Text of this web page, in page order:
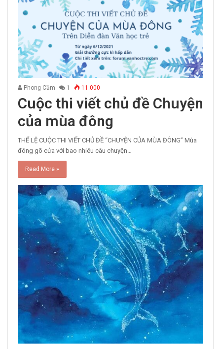
Phong Cầm 1 11.000
Cuộc thi viết chủ đề Chuyện
của mùa đông
THỂ LỆ CUỘC THI VIẾT CHỦ ĐỀ “CHUYỆN CỦA MÙA ĐÔNG” Mùa
đông gõ cửa với bao nhiêu câu chuyện…
Read More »